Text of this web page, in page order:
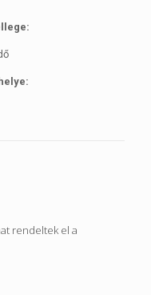
rendeltek el a